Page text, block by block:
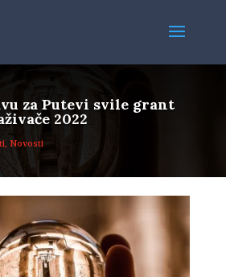
za Putevi svile grant
2022
, Novosti